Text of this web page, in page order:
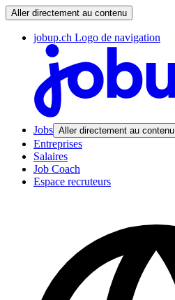
Aller directement au contenu
jobup.ch Logo de navigation
Jobs Aller directement au contenu
Entreprises
Salaires
Job Coach
Espace recruteurs